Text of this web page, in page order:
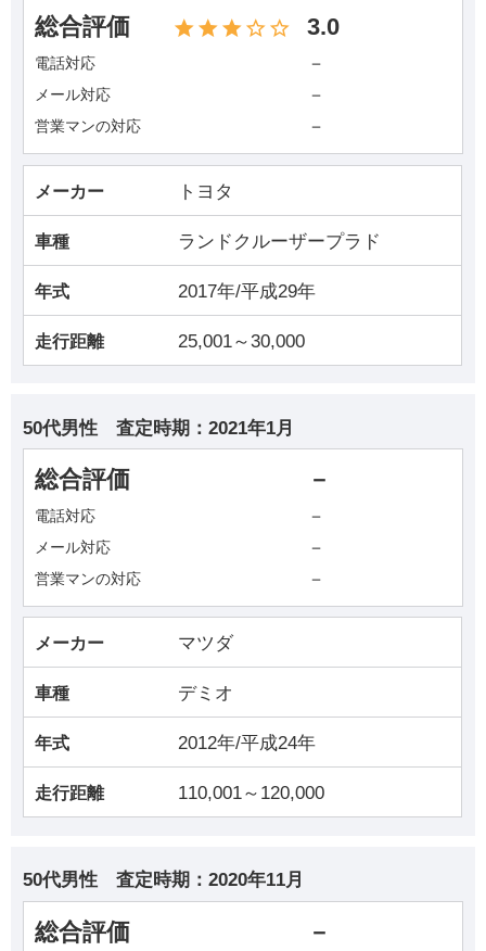
総合評価 3.0
電話対応 －
メール対応 －
営業マンの対応 －
メーカー トヨタ
車種 ランドクルーザープラド
年式 2017年/平成29年
走行距離 25,001～30,000
50代男性 査定時期： 2021年1月
総合評価 －
電話対応 －
メール対応 －
営業マンの対応 －
メーカー マツダ
車種 デミオ
年式 2012年/平成24年
走行距離 110,001～120,000
50代男性 査定時期： 2020年11月
総合評価 －